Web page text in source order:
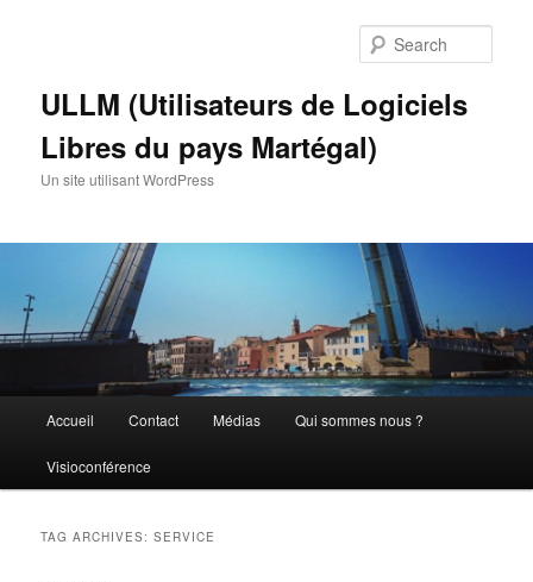
ULLM (Utilisateurs de Logiciels
Libres du pays Martégal)
Un site utilisant WordPress
Accueil Contact Médias Qui sommes nous ?
Visioconférence
TAG ARCHIVES:SERVICE